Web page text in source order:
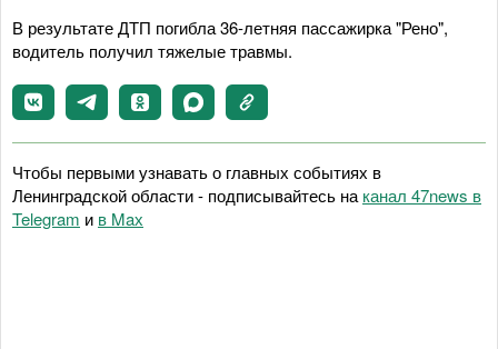
В результате ДТП погибла 36-летняя пассажирка "Рено",
водитель получил тяжелые травмы.
Чтобы первыми узнавать о главных событиях в
Ленинградской области - подписывайтесь на канал 47news в
Telegram и в Maх